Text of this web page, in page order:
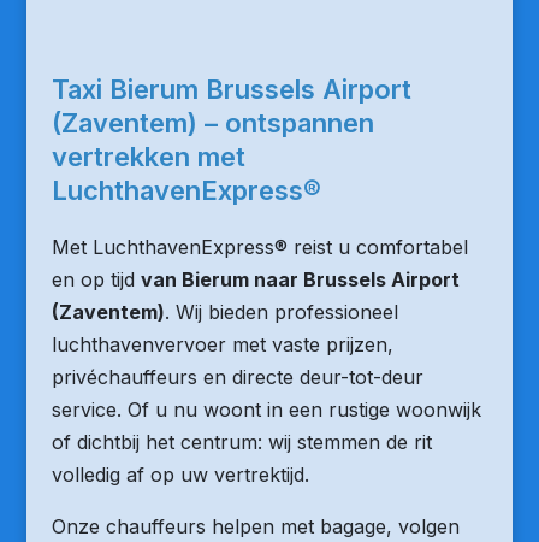
Taxi Bierum Brussels Airport
(Zaventem) – ontspannen
vertrekken met
LuchthavenExpress®
Met LuchthavenExpress® reist u comfortabel
en op tijd van Bierum naar Brussels Airport
(Zaventem). Wij bieden professioneel
luchthavenvervoer met vaste prijzen,
privéchauffeurs en directe deur-tot-deur
service. Of u nu woont in een rustige woonwijk
of dichtbij het centrum: wij stemmen de rit
volledig af op uw vertrektijd.
Onze chauffeurs helpen met bagage, volgen